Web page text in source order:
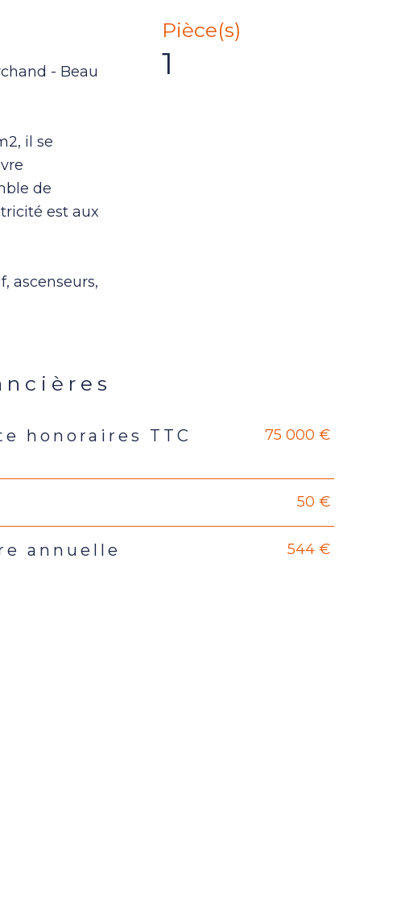
- Beau
il se
de
est aux
ascenseurs,
Pièce(s)
1
honoraires TTC
75 000 €
50 €
annuelle 544 €